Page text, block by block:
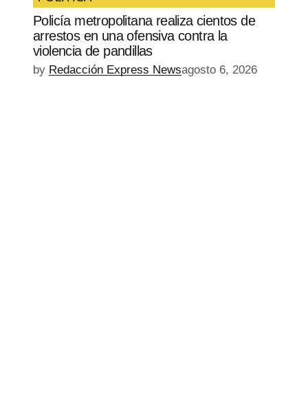
Policía metropolitana realiza cientos de
arrestos en una ofensiva contra la
violencia de pandillas
by Redacción Express Newsagosto 6, 2026